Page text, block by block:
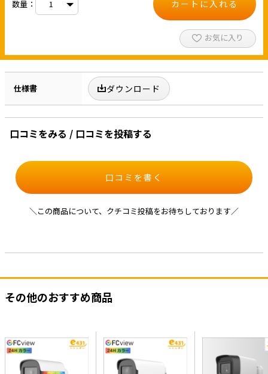
数量： カートに入れる
お気に入り
仕様書 ダウンロード
口コミをみる / 口コミを投稿する
口コミを書く
＼この商品について、クチコミ投稿をお待ちしております／
その他のおすすめ商品